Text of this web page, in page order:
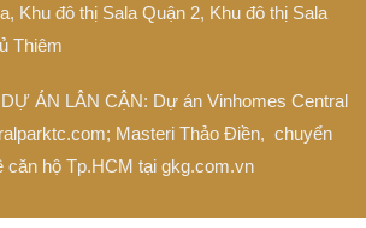
, Khu đô thị Sala Quận 2, Khu đô thị Sala
Thiêm
ÁN LÂN CẬN: Dự án Vinhomes Central
Masteri Thảo Điền, chuyển
căn hộ Tp.HCM tại gkg.com.vn